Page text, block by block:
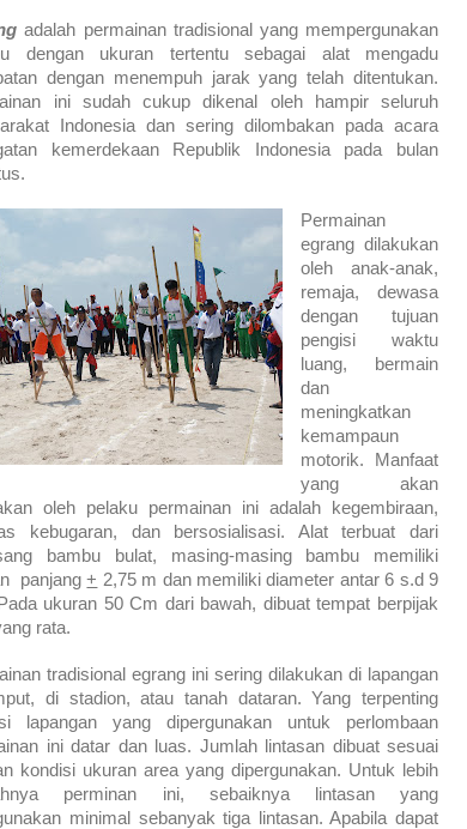
adalah permainan tradisional yang mempergunakan
dengan ukuran tertentu sebagai alat mengadu
dengan menempuh jarak yang telah ditentukan.
ini sudah cukup dikenal oleh hampir seluruh
Indonesia dan sering dilombakan pada acara
kemerdekaan Republik Indonesiapada bulan
Permainan
egrang dilakukan
oleh anak-anak,
remaja, dewasa
dengan tujuan
pengisi waktu
luang, bermain
dan
meningkatkan
kemampaun
motorik. Manfaat
yang akan
oleh pelaku permainan ini adalah kegembiraan,
kebugaran, dan bersosialisasi. Alat terbuat dari
bambu bulat, masing-masing bambu memiliki
panjang+ 2,75 m dan memiliki diameter antar 6 s.d 9
ukuran 50 Cm dari bawah, dibuat tempat berpijak
rata.
tradisional egrang ini sering dilakukan di lapangan
di stadion, atau tanah dataran. Yang terpenting
lapangan yang dipergunakan untuk perlombaan
ini datar dan luas. Jumlah lintasan dibuat sesuai
kondisi ukuran area yang dipergunakan. Untuk lebih
perminan ini, sebaiknya lintasan yang
minimal sebanyak tiga lintasan. Apabila dapat